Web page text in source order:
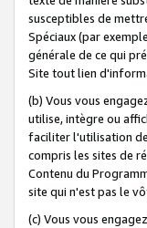
susceptibles de
Spéciaux (par
générale de ce qui
Site tout lien
(b) Vous vous
utilise, intègre ou
faciliter l'utilisation
compris les sites de
Contenu du
site qui n'est pas le
(c) Vous vous